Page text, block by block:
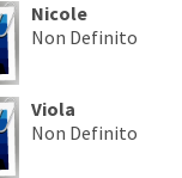
Nicole
Non Definito
Viola
Non Definito